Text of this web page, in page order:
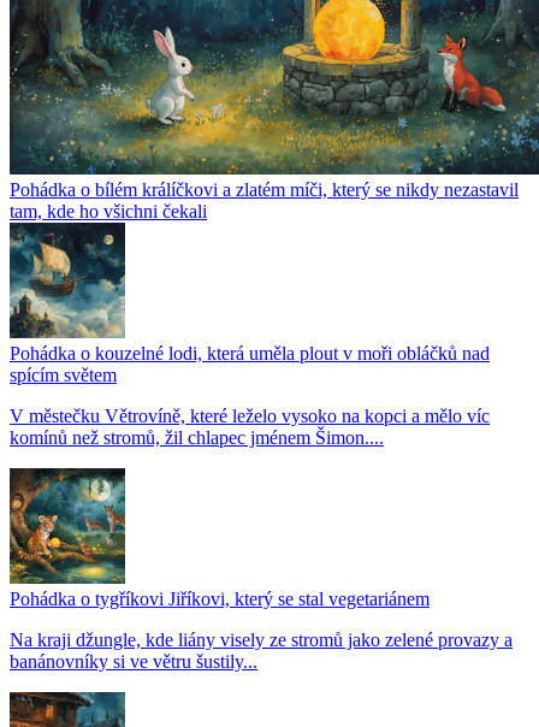
Pohádka o bílém králíčkovi a zlatém míči, který se nikdy nezastavil
tam, kde ho všichni čekali
Pohádka o kouzelné lodi, která uměla plout v moři obláčků nad
spícím světem
V městečku Větrovíně, které leželo vysoko na kopci a mělo víc
komínů než stromů, žil chlapec jménem Šimon....
Pohádka o tygříkovi Jiříkovi, který se stal vegetariánem
Na kraji džungle, kde liány visely ze stromů jako zelené provazy a
banánovníky si ve větru šustily...